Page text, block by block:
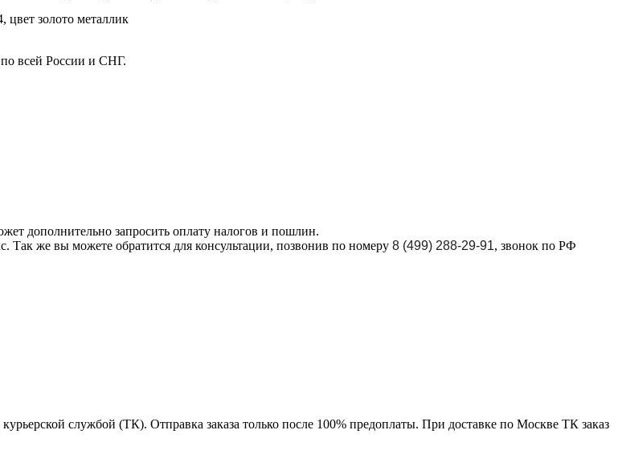
цвет золото металлик
по всей России и СНГ.
дополнительно запросить оплату налогов и пошлин.
Так же вы можете обратится для консультации, позвонив по номеру 8 (499) 288-29-91, звонок по РФ
службой (ТК). Отправка заказа только после 100% предоплаты. При доставке по Москве ТК заказ